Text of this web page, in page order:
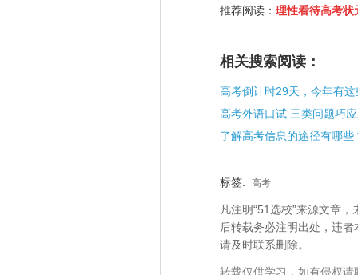
推荐阅读： 理性看待高考状
相关搜索阅读：
高考外语口试 三类问题巧
了解高考信息的途径有哪些
标签: 高考
凡注明“51选校”来源文章
后转载务必注明出处，违
请及时联系删除。
转载仅供学习，如有侵权